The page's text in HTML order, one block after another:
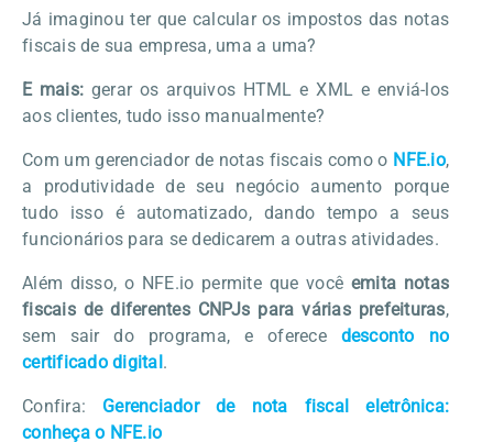
Já imaginou ter que calcular os impostos das notas
fiscais de sua empresa, uma a uma?
E mais: gerar os arquivos HTML e XML e enviá-los
aos clientes, tudo isso manualmente?
Com um gerenciador de notas fiscais como o NFE.io,
a produtividade de seu negócio aumento porque
tudo isso é automatizado, dando tempo a seus
funcionários para se dedicarem a outras atividades.
Além disso, o NFE.io permite que você emita notas
fiscais de diferentes CNPJs para várias prefeituras,
sem sair do programa, e oferece desconto no
certificado digital .
Confira: Gerenciador de nota fiscal eletrônica:
conheça o NFE.io